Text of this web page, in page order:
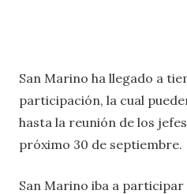
San Marino ha llegado a
participación, la cual
hasta la reunión de los
próximo 30 de septiembre.
San Marino iba a